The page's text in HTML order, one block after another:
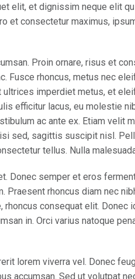
elit, et dignissim neque elit
et consectetur maximus,
Proin ornare, risus et
Fusce rhoncus, metus nec
imperdiet metus, et
efficitur lacus, eu molestie
ac ante ex. Etiam velit
sed, sagittis suscipit nisl.
tellus. Nulla
Donec semper et eros
rhoncus diam nec
consequat elit. Donec
in. Orci varius natoque
lorem viverra vel. Donec
accumsan. Sed ut volutpat